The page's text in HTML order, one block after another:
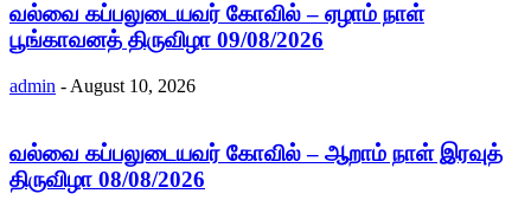
வல்வை கப்பலுடையவர் கோவில் – ஏழாம் நாள்
பூங்காவனத் திருவிழா 09/08/2026
admin - August 10, 2026
வல்வை கப்பலுடையவர் கோவில் – ஆறாம் நாள் இரவுத்
திருவிழா 08/08/2026